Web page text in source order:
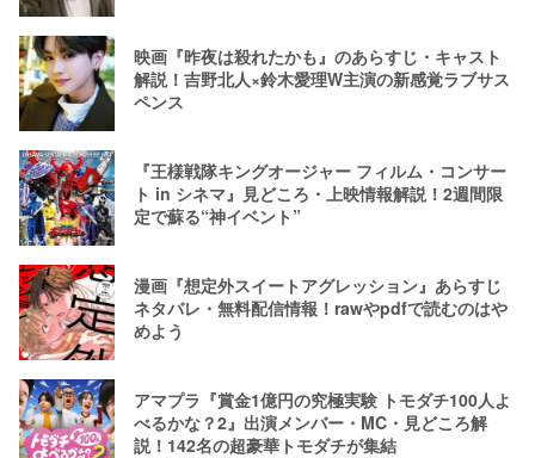
映画『昨夜は殺れたかも』のあらすじ・キャスト
解説！吉野北人×鈴木愛理W主演の新感覚ラブサス
ペンス
『王様戦隊キングオージャー フィルム・コンサー
ト in シネマ』見どころ・上映情報解説！2週間限
定で蘇る“神イベント”
漫画『想定外スイートアグレッション』あらすじ
ネタバレ・無料配信情報！rawやpdfで読むのはや
めよう
アマプラ『賞金1億円の究極実験 トモダチ100人よ
べるかな？2』出演メンバー・MC・見どころ解
説！142名の超豪華トモダチが集結